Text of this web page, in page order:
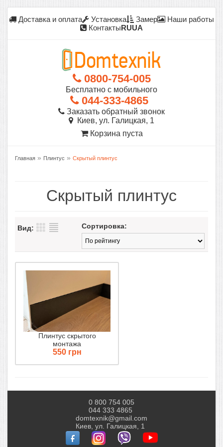
Доставка и оплата Установка Замер
Наши работы
КонтактыRUUA
0800-754-005
Бесплатно с мобильного
044-333-4865
Заказать обратный звонок
Киев, ул. Галицкая, 1
Корзина пуста
Главная » Плинтус » Скрытый плинтус
Скрытый плинтус
Вид: Сортировка:
Плинтус скрытого
монтажа
550 грн
0 800 754 005
044 333 4865
domtexnik@gmail.com
Киев, ул. Галицкая, 1